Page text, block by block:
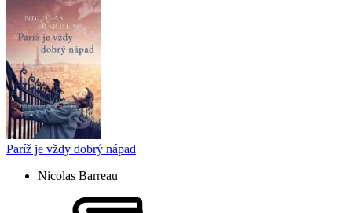
Paríž je vždy dobrý nápad
Nicolas Barreau